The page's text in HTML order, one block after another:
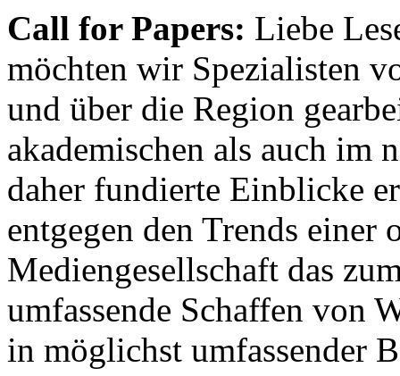
Call for Papers: Liebe
möchten wir Spezialisten
und über die Region
akademischen als auch im
daher fundierte Einblicke
entgegen den Trends einer
Mediengesellschaft das
umfassende Schaffen von
in möglichst umfassender